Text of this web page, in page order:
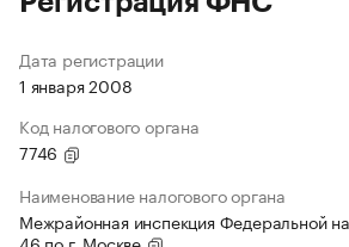
Дата регистрации
1 января 2008
Код налогового органа
7746
Наименование налогового органа
Межрайонная инспекция Федеральной